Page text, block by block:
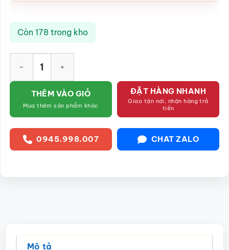
Còn 178 trong kho
THÊM VÀO GIỎ
Mua thêm sản phẩm khác
ĐẶT HÀNG NHANH
Giao tận nơi, nhận hàng trả
tiền
0945.998.007 CHAT ZALO
Mô tả